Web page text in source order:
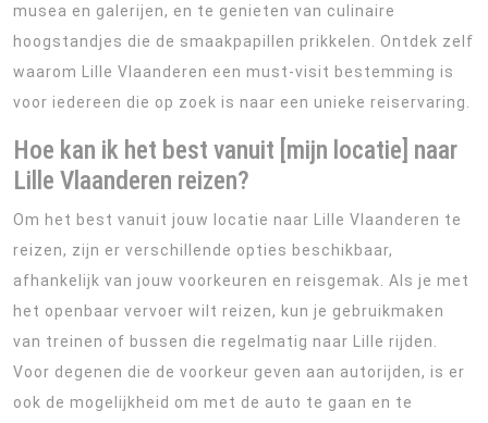
musea en galerijen, en te genieten van culinaire
hoogstandjes die de smaakpapillen prikkelen. Ontdek zelf
waarom Lille Vlaanderen een must-visit bestemming is
voor iedereen die op zoek is naar een unieke reiservaring.
Hoe kan ik het best vanuit [mijn locatie] naar
Lille Vlaanderen reizen?
Om het best vanuit jouw locatie naar Lille Vlaanderen te
reizen, zijn er verschillende opties beschikbaar,
afhankelijk van jouw voorkeuren en reisgemak. Als je met
het openbaar vervoer wilt reizen, kun je gebruikmaken
van treinen of bussen die regelmatig naar Lille rijden.
Voor degenen die de voorkeur geven aan autorijden, is er
ook de mogelijkheid om met de auto te gaan en te